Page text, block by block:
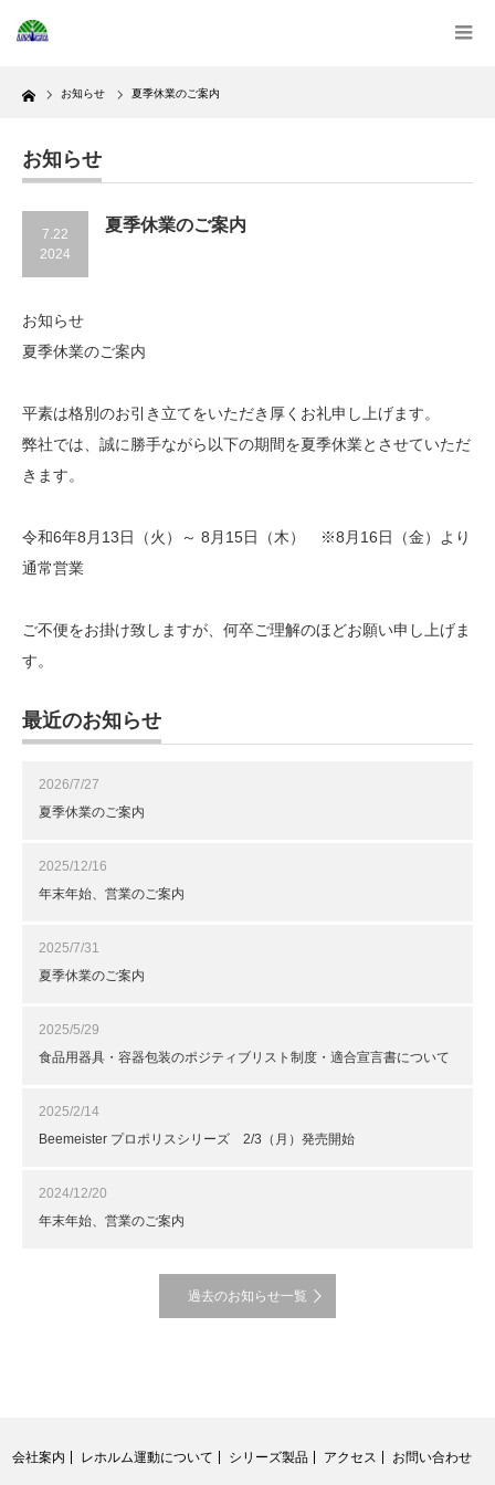
Home お知らせ 夏季休業のご案内
お知らせ
7.22
2024
夏季休業のご案内
お知らせ
夏季休業のご案内
平素は格別のお引き立てをいただき厚くお礼申し上げます。
弊社では、誠に勝手ながら以下の期間を夏季休業とさせていただ
きます。
令和6年8月13日（火）～ 8月15日（木） ※8月16日（金）より
通常営業
ご不便をお掛け致しますが、何卒ご理解のほどお願い申し上げま
す。
最近のお知らせ
2026/7/27
夏季休業のご案内
2025/12/16
年末年始、営業のご案内
2025/7/31
夏季休業のご案内
2025/5/29
食品用器具・容器包装のポジティブリスト制度・適合宣言書について
2025/2/14
Beemeister プロポリスシリーズ 2/3（月）発売開始
2024/12/20
年末年始、営業のご案内
過去のお知らせ一覧
会社案内 レホルム運動について シリーズ製品 アクセス お問い合わせ